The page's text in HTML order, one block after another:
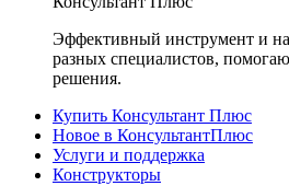
Эффективный инструмент и
разных специалистов,
решения.
Купить Консультант Плюс
Новое в КонсультантПлюс
Услуги и поддержка
Конструкторы